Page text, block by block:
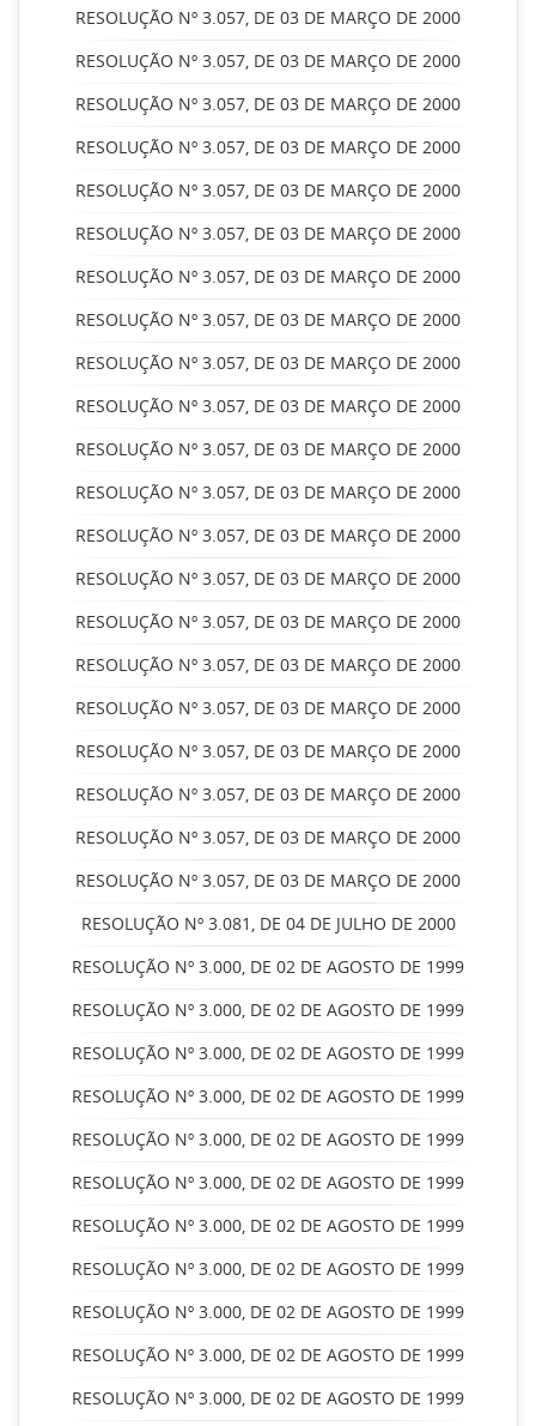
RESOLUÇÃO Nº 3.057, DE 03 DE MARÇO DE 2000
RESOLUÇÃO Nº 3.057, DE 03 DE MARÇO DE 2000
RESOLUÇÃO Nº 3.057, DE 03 DE MARÇO DE 2000
RESOLUÇÃO Nº 3.057, DE 03 DE MARÇO DE 2000
RESOLUÇÃO Nº 3.057, DE 03 DE MARÇO DE 2000
RESOLUÇÃO Nº 3.057, DE 03 DE MARÇO DE 2000
RESOLUÇÃO Nº 3.057, DE 03 DE MARÇO DE 2000
RESOLUÇÃO Nº 3.057, DE 03 DE MARÇO DE 2000
RESOLUÇÃO Nº 3.057, DE 03 DE MARÇO DE 2000
RESOLUÇÃO Nº 3.057, DE 03 DE MARÇO DE 2000
RESOLUÇÃO Nº 3.057, DE 03 DE MARÇO DE 2000
RESOLUÇÃO Nº 3.057, DE 03 DE MARÇO DE 2000
RESOLUÇÃO Nº 3.057, DE 03 DE MARÇO DE 2000
RESOLUÇÃO Nº 3.057, DE 03 DE MARÇO DE 2000
RESOLUÇÃO Nº 3.057, DE 03 DE MARÇO DE 2000
RESOLUÇÃO Nº 3.057, DE 03 DE MARÇO DE 2000
RESOLUÇÃO Nº 3.057, DE 03 DE MARÇO DE 2000
RESOLUÇÃO Nº 3.057, DE 03 DE MARÇO DE 2000
RESOLUÇÃO Nº 3.057, DE 03 DE MARÇO DE 2000
RESOLUÇÃO Nº 3.057, DE 03 DE MARÇO DE 2000
RESOLUÇÃO Nº 3.057, DE 03 DE MARÇO DE 2000
RESOLUÇÃO Nº 3.081, DE 04 DE JULHO DE 2000
RESOLUÇÃO Nº 3.000, DE 02 DE AGOSTO DE 1999
RESOLUÇÃO Nº 3.000, DE 02 DE AGOSTO DE 1999
RESOLUÇÃO Nº 3.000, DE 02 DE AGOSTO DE 1999
RESOLUÇÃO Nº 3.000, DE 02 DE AGOSTO DE 1999
RESOLUÇÃO Nº 3.000, DE 02 DE AGOSTO DE 1999
RESOLUÇÃO Nº 3.000, DE 02 DE AGOSTO DE 1999
RESOLUÇÃO Nº 3.000, DE 02 DE AGOSTO DE 1999
RESOLUÇÃO Nº 3.000, DE 02 DE AGOSTO DE 1999
RESOLUÇÃO Nº 3.000, DE 02 DE AGOSTO DE 1999
RESOLUÇÃO Nº 3.000, DE 02 DE AGOSTO DE 1999
RESOLUÇÃO Nº 3.000, DE 02 DE AGOSTO DE 1999